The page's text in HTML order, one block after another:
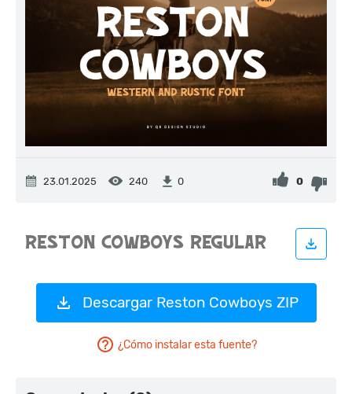
23.01.2025 240 0 0
Descargar Reston Cowboys ZIP
¿Cómo instalar esta fuente?